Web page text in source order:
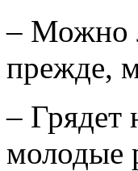
– Можно
прежде,
– Грядет
молодые